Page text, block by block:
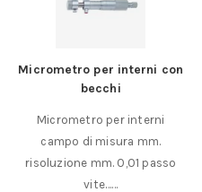
Micrometro per interni con
becchi
Micrometro per interni
campo di misura mm.
risoluzione mm. 0,01 passo
vite……